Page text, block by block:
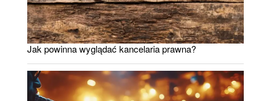
Jak powinna wyglądać kancelaria prawna?